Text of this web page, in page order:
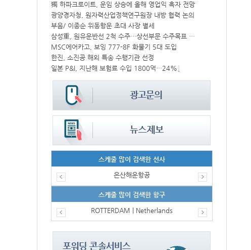
獨 하파크로이트, 운임 상승에 올해 영업익 흑자 전망
광양경자청, 원자력산업정책연구원장 내방 협력 논의
부음/ 이종순 위동항운 초대 사장 별세
삼성重, 원유운반선 2척 수주…상선부문 수주목표 조기달성
MSC에어카고, 보잉 777-8F 화물기 5대 도입
한진, 소진공 해외 특송 수행기관 선정
일본 P&I, 지난해 보험료 수입 1800억…24%↓
스케줄 많이 검색한 선사
은산해운항공
스케줄 많이 검색한 항구
ROTTERDAM | Netherlands